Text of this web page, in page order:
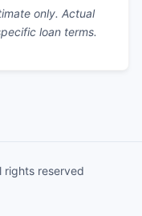
only. Actual
loan terms.
rights reserved